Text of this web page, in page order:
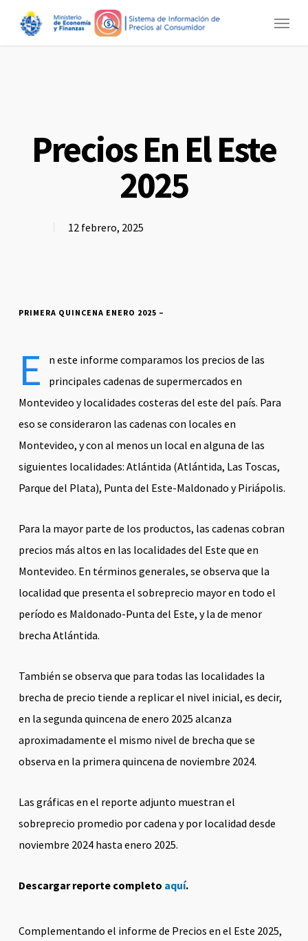
Menu
Precios En El Este
2025
12 febrero, 2025
PRIMERA QUINCENA ENERO 2025 –
E
n este informe comparamos los precios de las
principales cadenas de supermercados en
Montevideo y localidades costeras del este del país. Para
eso se consideraron las cadenas con locales en
Montevideo, y con al menos un local en alguna de las
siguientes localidades: Atlántida (Atlántida, Las Toscas,
Parque del Plata), Punta del Este-Maldonado y Piriápolis.
Para la mayor parte de los productos, las cadenas cobran
precios más altos en las localidades del Este que en
Montevideo. En términos generales, se observa que la
localidad que presenta el sobreprecio mayor en todo el
período es Maldonado-Punta del Este, y la de menor
brecha Atlántida.
También se observa que para todas las localidades la
brecha de precio tiende a replicar el nivel inicial, es decir,
en la segunda quincena de enero 2025 alcanza
aproximadamente el mismo nivel de brecha que se
observa en la primera quincena de noviembre 2024.
Las gráficas en el reporte adjunto muestran el
sobreprecio promedio por cadena y por localidad desde
noviembre 2024 hasta enero 2025.
Descargar reporte completo aquí.
Complementando el informe de Precios en el Este 2025,